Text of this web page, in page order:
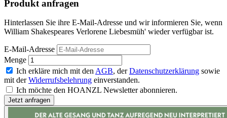
Produkt anfragen
Hinterlassen Sie ihre E-Mail-Adresse und wir informieren Sie, wenn
William Shakespeares Verlorene Liebesmüh' wieder verfügbar ist.
E-Mail-Adresse
Menge
Ich erkläre mich mit den AGB, derDatenschutzerklärung sowie
mit derWiderrufsbelehrung einverstanden.
Ich möchte den HOANZL Newsletter abonnieren.